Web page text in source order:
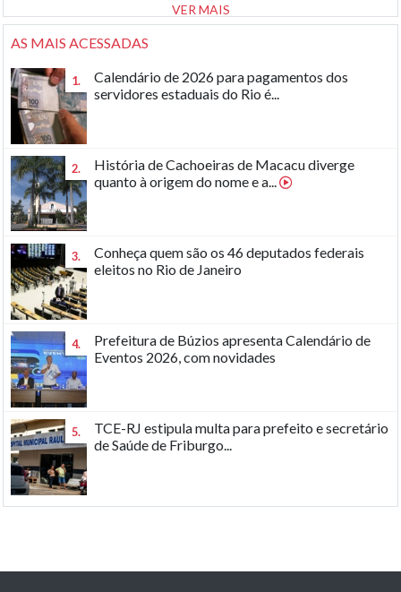
VER MAIS
AS MAIS ACESSADAS
1.
Calendário de 2026 para pagamentos dos
servidores estaduais do Rio é...
2.
História de Cachoeiras de Macacu diverge
quanto à origem do nome e a...
3.
Conheça quem são os 46 deputados federais
eleitos no Rio de Janeiro
4.
Prefeitura de Búzios apresenta Calendário de
Eventos 2026, com novidades
5.
TCE-RJ estipula multa para prefeito e secretário
de Saúde de Friburgo...